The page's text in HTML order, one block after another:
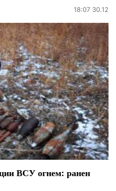
18:07 30.12
ВСУ огнем: ранен